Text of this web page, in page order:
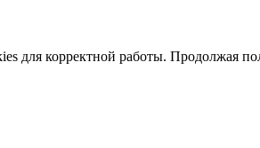
для корректной работы. Продолжая